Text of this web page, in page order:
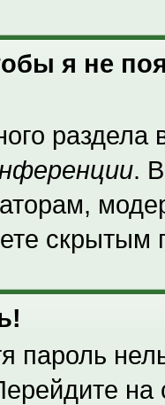
я не
.
скрытым
пароль